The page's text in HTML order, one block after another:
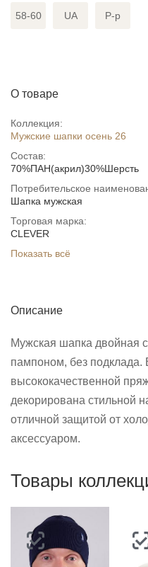
58-60 UA Р-р
О товаре
Коллекция:
Мужские шапки осень 26
Состав:
70%ПАН(акрил)30%Шерсть
Потребительское
Шапка мужская
Торговая марка:
CLEVER
Показать всё
Описание
Мужская шапка двойная
пампоном, без подклада.
высококачественной
декорирована стильной
отличной защитой от
аксессуаром.
Товары